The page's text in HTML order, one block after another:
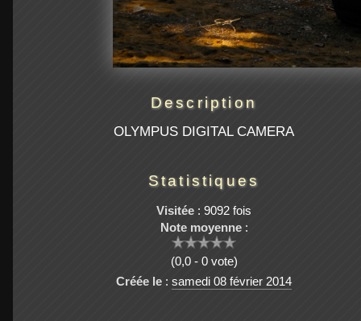
Description
OLYMPUS DIGITAL CAMERA
Statistiques
Visitée : 9092 fois
Note moyenne:
(0,0 - 0 vote)
Créée le : samedi 08 février 2014